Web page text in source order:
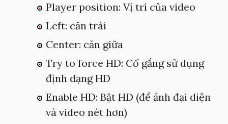
Player position: Vị trí của video
Left: căn trái
Center: căn giữa
Try to force HD: Cố gắng sử dụng
định dạng HD
Enable HD: Bật HD (để ảnh đại diện
và video nét hơn)